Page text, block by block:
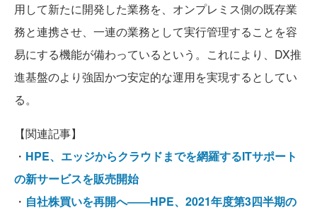
用して新たに開発した業務を、オンプレミス側の既存業
務と連携させ、一連の業務として実行管理することを容
易にする機能が備わっているという。これにより、DX推
進基盤のより強固かつ安定的な運用を実現するとしてい
る。
【関連記事】
・ HPE、エッジからクラウドまでを網羅するITサポート
の新サービスを販売開始
・ 自社株買いを再開へ――HPE、2021年度第3四半期の